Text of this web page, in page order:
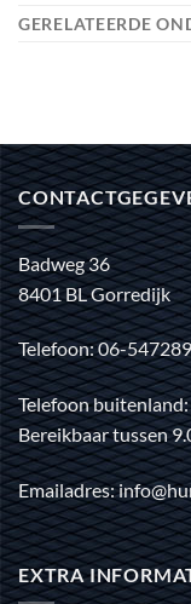
GERELATEERDE
Badweg 36
8401 BL Gorredijk
Telefoon: 06-
Telefoon
Bereikbaar tussen
Emailadres:
EXTRA